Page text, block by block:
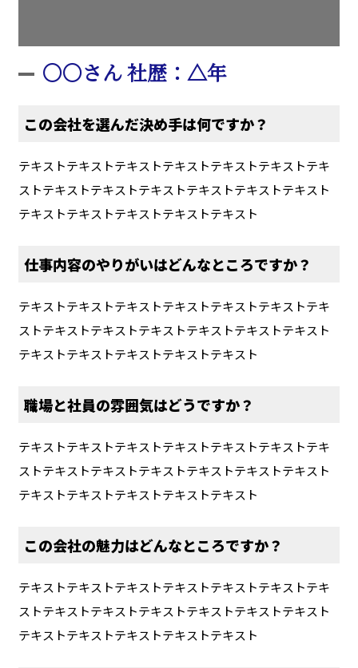
〇〇さん 社歴：△年
この会社を選んだ決め手は何ですか？
テキストテキストテキストテキストテキストテキストテキ
ストテキストテキストテキストテキストテキストテキスト
テキストテキストテキストテキストテキスト
仕事内容のやりがいはどんなところですか？
テキストテキストテキストテキストテキストテキストテキ
ストテキストテキストテキストテキストテキストテキスト
テキストテキストテキストテキストテキスト
職場と社員の雰囲気はどうですか？
テキストテキストテキストテキストテキストテキストテキ
ストテキストテキストテキストテキストテキストテキスト
テキストテキストテキストテキストテキスト
この会社の魅力はどんなところですか？
テキストテキストテキストテキストテキストテキストテキ
ストテキストテキストテキストテキストテキストテキスト
テキストテキストテキストテキストテキスト